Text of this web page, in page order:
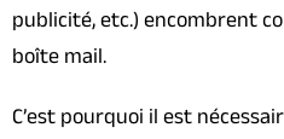
publicité, etc.) encombrent
boîte mail.
C’est pourquoi il est